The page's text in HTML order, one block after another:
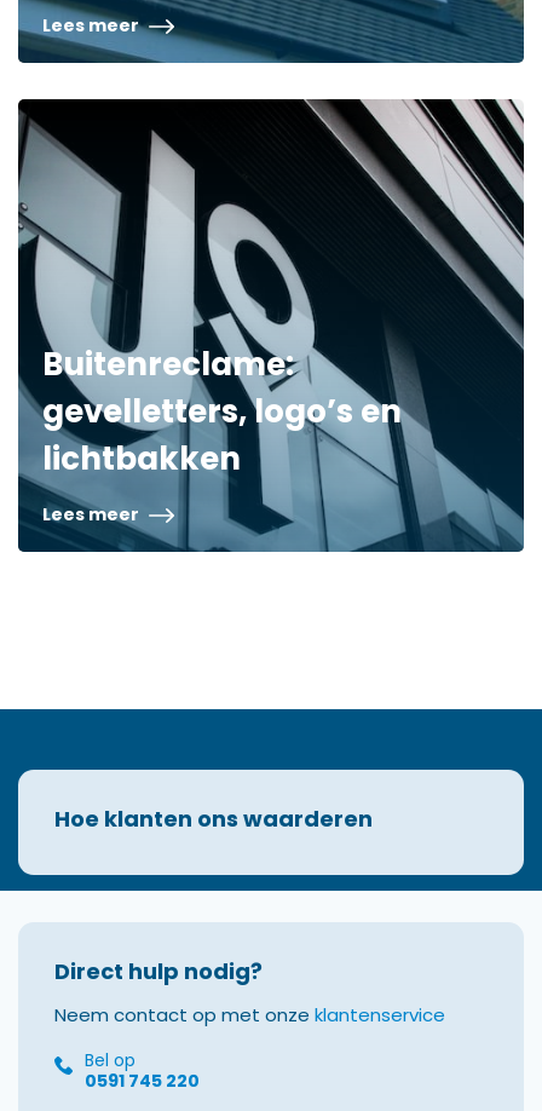
Lees meer
Buitenreclame:
gevelletters, logo’s en
lichtbakken
Lees meer
Hoe klanten ons waarderen
Direct hulp nodig?
Neem contact op met onze klantenservice
Bel op
0591 745 220